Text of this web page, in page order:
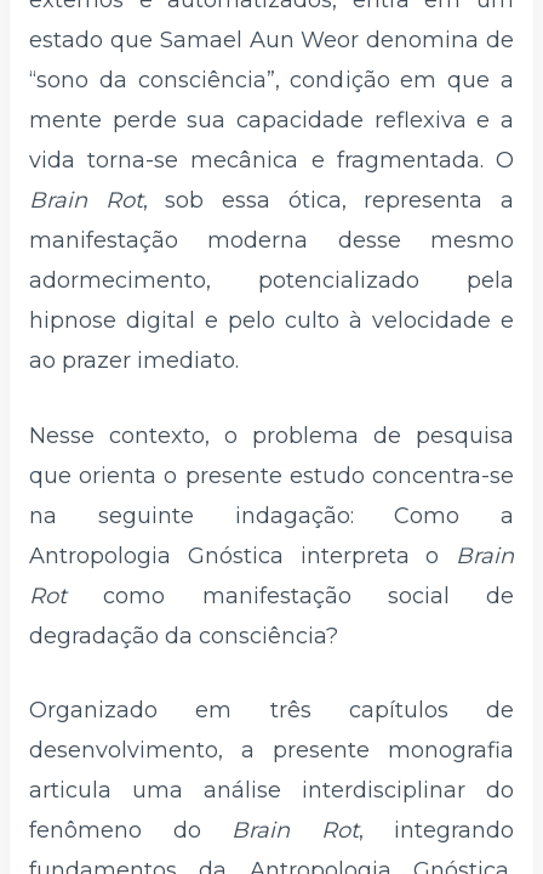
estado que Samael Aun Weor denomina de
“sono da consciência”, condição em que a
mente perde sua capacidade reflexiva e a
vida torna-se mecânica e fragmentada. O
Brain Rot, sob essa ótica, representa a
manifestação moderna desse mesmo
adormecimento, potencializado pela
hipnose digital e pelo culto à velocidade e
ao prazer imediato.
Nesse contexto, o problema de pesquisa
que orienta o presente estudo concentra-se
na seguinte indagação: Como a
Antropologia Gnóstica interpreta o Brain
Rotcomo manifestação social de
degradação da consciência?
Organizado em três capítulos de
desenvolvimento, a presente monografia
articula uma análise interdisciplinar do
fenômeno do Brain Rot, integrando